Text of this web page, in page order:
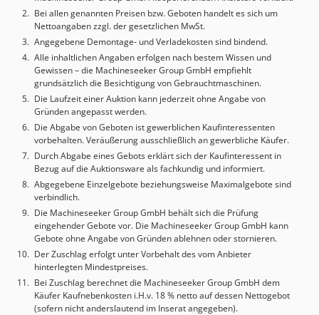
(siehe unten für Angebote) werden Ihnen die jeweils
günstigeren Kosten für Demontage und Verladung
erlassen.
Bei allen genannten Preisen bzw. Geboten handelt es sich um
Nettoangaben zzgl. der gesetzlichen MwSt.
Angegebene Demontage- und Verladekosten sind bindend.
Alle inhaltlichen Angaben erfolgen nach bestem Wissen und
Gewissen – die Machineseeker Group GmbH empfiehlt
grundsätzlich die Besichtigung von Gebrauchtmaschinen.
Die Laufzeit einer Auktion kann jederzeit ohne Angabe von
Gründen angepasst werden.
Die Abgabe von Geboten ist gewerblichen Kaufinteressenten
vorbehalten. Veräußerung ausschließlich an gewerbliche Käufer.
Durch Abgabe eines Gebots erklärt sich der Kaufinteressent in
Bezug auf die Auktionsware als fachkundig und informiert.
Abgegebene Einzelgebote beziehungsweise Maximalgebote sind
verbindlich.
Die Machineseeker Group GmbH behält sich die Prüfung
eingehender Gebote vor. Die Machineseeker Group GmbH kann
Gebote ohne Angabe von Gründen ablehnen oder stornieren.
Der Zuschlag erfolgt unter Vorbehalt des vom Anbieter
hinterlegten Mindestpreises.
Bei Zuschlag berechnet die Machineseeker Group GmbH dem
Käufer Kaufnebenkosten i.H.v. 18 % netto auf dessen Nettogebot
(sofern nicht anderslautend im Inserat angegeben).